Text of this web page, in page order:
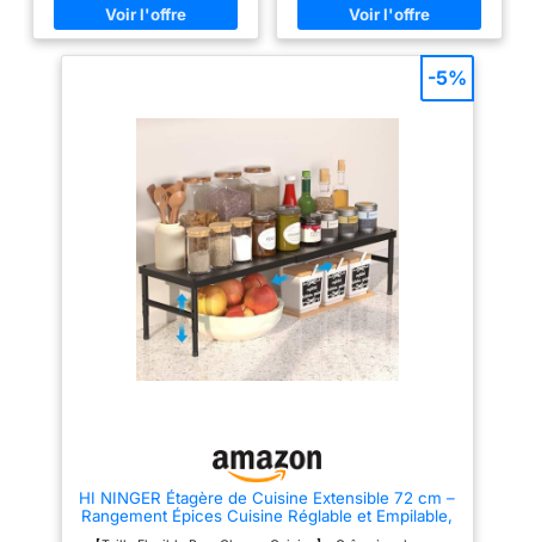
à chaussures, ces boîtes vous
permettent d’optimiser votre
transparent de ces boîtes de
qu’il vous faut. Ouvrez la porte
frontale et accédez facilement à
vos baskets, chaussures ou
sandales, en toute simplicité.
Montage facile et rapide :
Assembler ces boîtes à
chaussures empilables est un
véritable jeu d’enfant. Il suffit de
fixer la porte frontale et le
panneau arrière à la boîte. Avec
des dimensions intérieures de
31,2 x 22,5 x 13,5 cm, ces
Empilez ces boîtes chaussures
l’espace vertical et maximiser
votre rangement chaussures
avec un gain de place. Conçues
(6 pièces), 6 x 3 x 2 pouces (8
pièces), 3 x 3 x 2 pouces (8
ces organiseurs de
cosmétiques sont fabriqués en
plastique sans BPA, ce qui les
rend durables et durables. Sans
ustensiles de cuisine et les
articles liés à la nourriture.
Antidérapant : La base
antidérapante maintient
l'organiseur de bureau en place
de manière sécurisée. Ainsi,
vos tiroirs restent bien
organisés, vous permettant de
trouver et d'accéder au contenu
en déplacement. Design
empilable : ces accessoires de
bureau et organisateurs de
poste de travail ont un design
L'espace intérieur encastré vous
pour le rangement Facile à
nettoyer : Nettoyez
HI NINGER Étagère de Cuisine Extensible 72 cm –
Rangement Épices Cuisine Réglable et Empilable,
pour Plan de Travail et Placard, Sans Perçage,
-5%